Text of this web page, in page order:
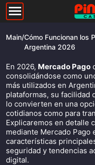
Main/Cómo Funcionan los
Argentina 2026
En 2026, Mercado Pago
consolidándose como
más utilizados en
plataformas, su facilidad
lo convierten en una
cotidianos como para
Explicaremos en detalle
mediante Mercado Pago
características
seguridad y tendencias
digital.